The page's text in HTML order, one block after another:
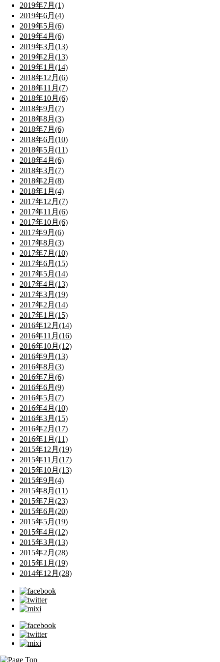
2019年7月(1)
2019年6月(4)
2019年5月(6)
2019年4月(6)
2019年3月(13)
2019年2月(13)
2019年1月(14)
2018年12月(6)
2018年11月(7)
2018年10月(6)
2018年9月(7)
2018年8月(3)
2018年7月(6)
2018年6月(10)
2018年5月(11)
2018年4月(6)
2018年3月(7)
2018年2月(8)
2018年1月(4)
2017年12月(7)
2017年11月(6)
2017年10月(6)
2017年9月(6)
2017年8月(3)
2017年7月(10)
2017年6月(15)
2017年5月(14)
2017年4月(13)
2017年3月(19)
2017年2月(14)
2017年1月(15)
2016年12月(14)
2016年11月(16)
2016年10月(12)
2016年9月(13)
2016年8月(3)
2016年7月(6)
2016年6月(9)
2016年5月(7)
2016年4月(10)
2016年3月(15)
2016年2月(17)
2016年1月(11)
2015年12月(19)
2015年11月(17)
2015年10月(13)
2015年9月(4)
2015年8月(11)
2015年7月(23)
2015年6月(20)
2015年5月(19)
2015年4月(12)
2015年3月(13)
2015年2月(28)
2015年1月(19)
2014年12月(28)